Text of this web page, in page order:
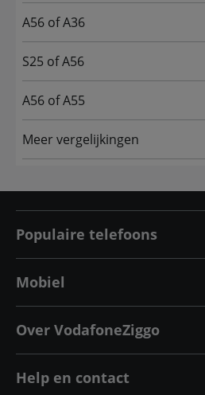
A56 of A36
S25 of A56
A56 of A55
Meer vergelijkingen
Populaire telefoons
Mobiel
Over VodafoneZiggo
Help en contact